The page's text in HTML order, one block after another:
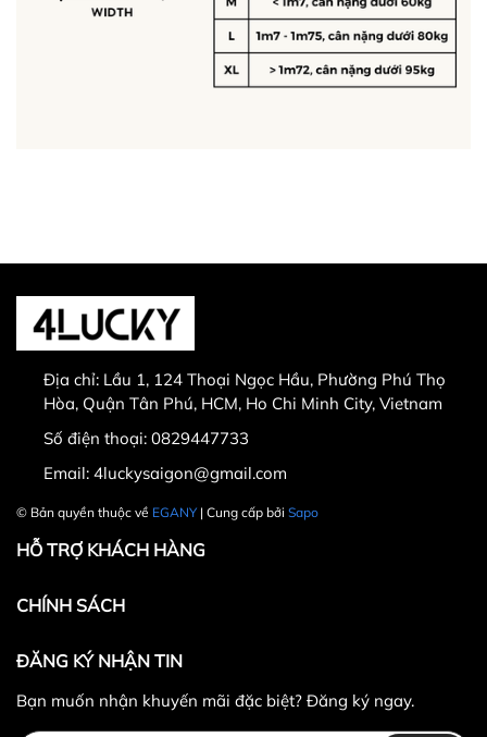
Địa chỉ: Lầu 1, 124 Thoại Ngọc Hầu, Phường Phú Thọ
Hòa, Quận Tân Phú, HCM, Ho Chi Minh City, Vietnam
Số điện thoại: 0829447733
Email: 4luckysaigon@gmail.com
© Bản quyền thuộc về EGANY| Cung cấp bởi Sapo
HỖ TRỢ KHÁCH HÀNG
CHÍNH SÁCH
ĐĂNG KÝ NHẬN TIN
Bạn muốn nhận khuyến mãi đặc biệt? Đăng ký ngay.